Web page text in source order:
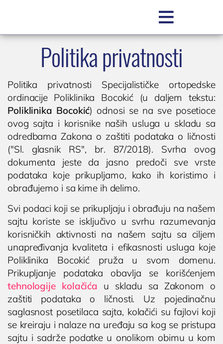

POLIKLINIKA BOCOKIĆ
O nama
Zakažite pregled
Zakažite uslugu / testiranje
Cenovnik
Lokacija
Tim doktora
AKTIVNOSTI
Novosti i obaveštenja
Blog
UROLOGIJA
Politika privatnosti
Politika privatnosti Specijalističke ortopedske
ordinacije Poliklinika Bocokić (u daljem tekstu:
Poliklinika Bocokić) odnosi se na sve posetioce
ovog sajta i korisnike naših usluga u skladu sa
odredbama Zakona o zaštiti podataka o ličnosti
("Sl. glasnik RS", br. 87/2018). Svrha ovog
dokumenta jeste da jasno predoči sve vrste
podataka koje prikupljamo, kako ih koristimo i
obrađujemo i sa kime ih delimo.
Svi podaci koji se prikupljaju i obrađuju na našem
sajtu koriste se isključivo u svrhu razumevanja
korisničkih aktivnosti na našem sajtu sa ciljem
unapređivanja kvaliteta i efikasnosti usluga koje
Poliklinika Bocokić pruža u svom domenu.
Prikupljanje podataka obavlja se korišćenjem
tehnologije kolačića u skladu sa Zakonom o
zaštiti podataka o ličnosti. Uz pojedinačnu
saglasnost posetilaca sajta, kolačići su fajlovi koji
se kreiraju i nalaze na uređaju sa kog se pristupa
sajtu i sadrže podatke u onolikom obimu u kom